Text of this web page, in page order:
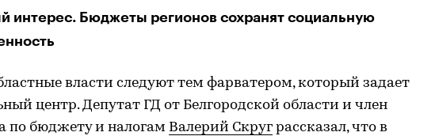
интерес. Бюджеты регионов сохранят социальную
власти следуют тем фарватером, который задает
центр. Депутат ГД от Белгородской области и член
по бюджету и налогам Валерий Скруг рассказал, что в